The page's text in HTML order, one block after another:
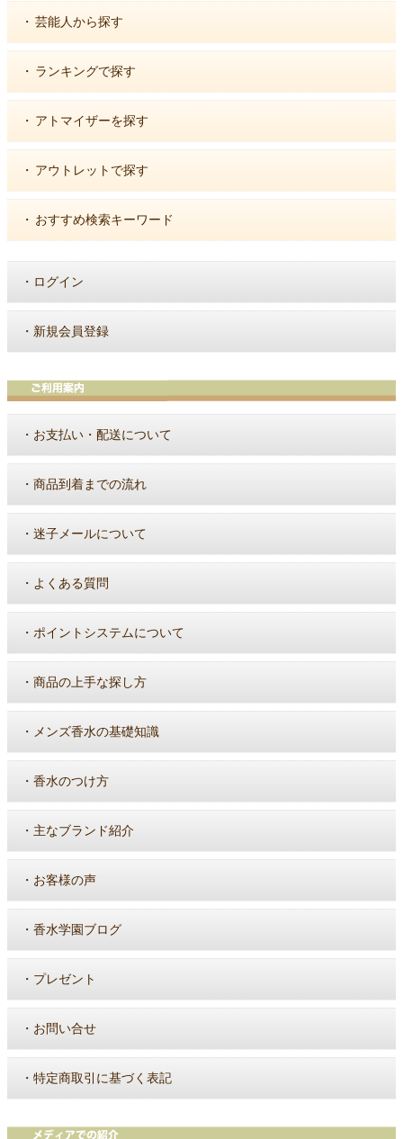
・ 芸能人から探す
・ ランキングで探す
・ アトマイザーを探す
・ アウトレットで探す
・ おすすめ検索キーワード
・ ログイン
・ 新規会員登録
・ お支払い・配送について
・ 商品到着までの流れ
・ 迷子メールについて
・ よくある質問
・ ポイントシステムについて
・ 商品の上手な探し方
・ メンズ香水の基礎知識
・ 香水のつけ方
・ 主なブランド紹介
・ お客様の声
・ 香水学園ブログ
・ プレゼント
・ お問い合せ
・ 特定商取引に基づく表記